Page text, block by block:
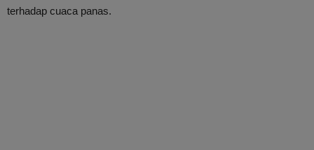
terhadap cuaca panas.